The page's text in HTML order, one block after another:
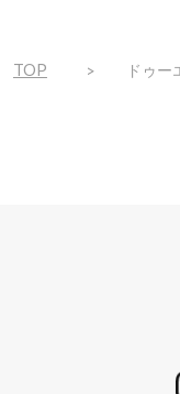
TOP ドゥー